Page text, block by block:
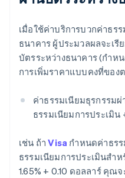
เมื่อใช้ค่าบริการบวกค่าธร
ธนาคาร ผู้ประมวลผลจะเรี
บัตรระหว่างธนาคาร (กำห
การเพิ่มราคาแบบคงที่ของ
ค่าธรรมเนียมธุรกรรม
ธรรมเนียมการประเมิน
เช่น ถ้าVisa กำหนดค่าธร
ธรรมเนียมการประเมินสำ
1.65% + 0.10 ดอลลาร์ คุณ